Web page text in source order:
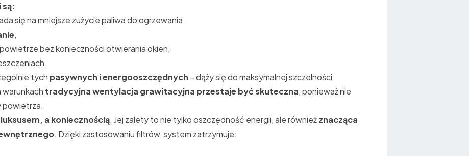
są:
się na mniejsze zużycie paliwa do ogrzewania,
,
bez konieczności otwierania okien,
tych pasywnych i energooszczędnych – dąży się do maksymalnej szczelności
tradycyjna wentylacja grawitacyjna przestaje być skuteczna, ponieważ nie
powietrza.
a koniecznością. Jej zalety to nie tylko oszczędność energii, ale równieżznacząca
. Dzięki zastosowaniu filtrów, system zatrzymuje: